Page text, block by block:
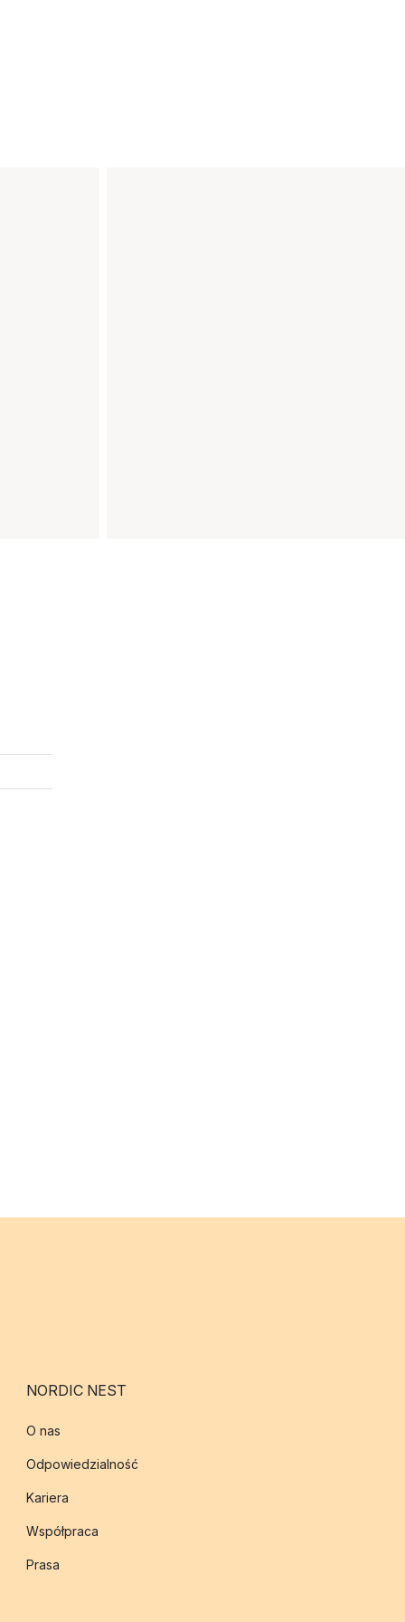
NORDIC NEST
O nas
Odpowiedzialność
Kariera
Współpraca
Prasa